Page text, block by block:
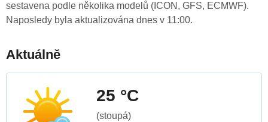
sestavena podle několika modelů (ICON, GFS, ECMWF).
Naposledy byla aktualizována dnes v 11:00.
Aktuálně
25 °C
(stoupá)